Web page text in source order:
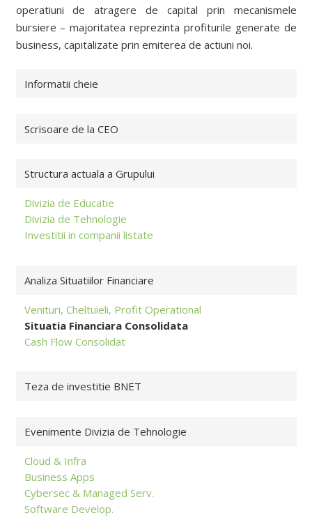
operatiuni de atragere de capital prin mecanismele
bursiere – majoritatea reprezinta profiturile generate de
business, capitalizate prin emiterea de actiuni noi.
Informatii cheie
Scrisoare de la CEO
Structura actuala a Grupului
Divizia de Educatie
Divizia de Tehnologie
Investitii in companii listate
Analiza Situatiilor Financiare
Venituri, Cheltuieli, Profit Operational
Situatia Financiara Consolidata
Cash Flow Consolidat
Teza de investitie BNET
Evenimente Divizia de Tehnologie
Cloud & Infra
Business Apps
Cybersec & Managed Serv.
Software Develop.